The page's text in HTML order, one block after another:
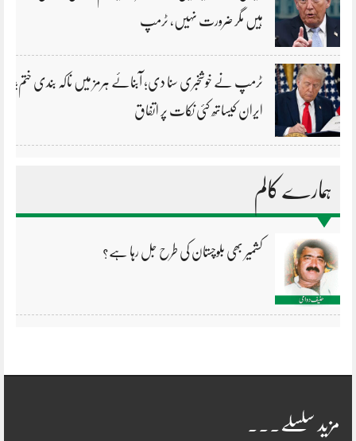
ہیں مگر ضرورت نہیں، ٹرمپ
ٹرمپ نے خوشخبری سنا دی؛ آبنائے ہرمز میں ناکہ بندی ختم؛
ایران کیساتھ کئی نکات پر اتفاق
ہمارے کالم
کشمیر بھی بلوچستان کی طرح جل رہا ہے؟
مزید سلسلے۔۔۔